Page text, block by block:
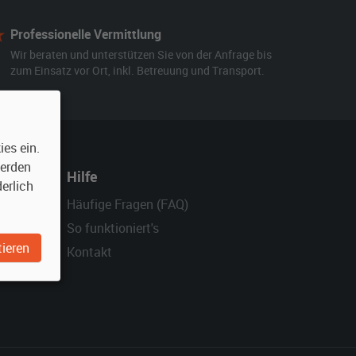
Professionelle Vermittlung
Wir beraten und unterstützen Sie von der Anfrage bis
zum Einsatz vor Ort, inkl. Betreuung und Transport.
Hilfe
Häufige Fragen (FAQ)
So funktioniert's
Kontakt
ein.